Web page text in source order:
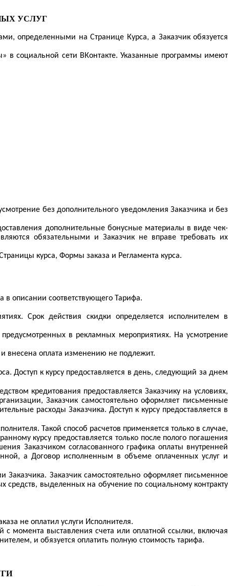
УСЛУГ
определенными на Странице Курса, а Заказчик обязуется
в социальной сети ВКонтакте. Указанные программы имеют
без дополнительного уведомления Заказчика и без
дополнительные бонусные материалы в виде чек-
обязательными и Заказчик не вправе требовать их
курса, Формы заказа и Регламента курса.
в описании соответствующего Тарифа.
Срок действия скидки определяется исполнителем в
в рекламных мероприятиях. На усмотрение
внесена оплата изменению не подлежит.
Доступ к курсу предоставляется в день, следующий за днем
кредитования предоставляется Заказчику на условиях,
Заказчик самостоятельно оформляет письменные
расходы Заказчика. Доступ к курсу предоставляется в
Такой способ расчетов применяется только в случае,
курсу предоставляется только после полого погашения
Заказчиком согласованного графика оплаты внутренней
а Договор исполненным в объеме оплаченных услуг и
Заказчика. Заказчик самостоятельно оформляет письменное
средств, выделенных на обучение по социальному контракту
не оплатил услуги Исполнителя.
с момента выставления счета или оплатной ссылки, включая
и обязуется оплатить полную стоимость тарифа.